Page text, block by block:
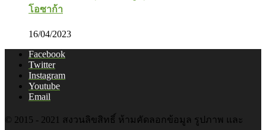
โอซาก้า
16/04/2023
Facebook
Twitter
Instagram
Youtube
Email
© 2015 - 2021 สงวนลิขสิทธิ์ ห้ามคัดลอกข้อมูล รูปภาพ และ